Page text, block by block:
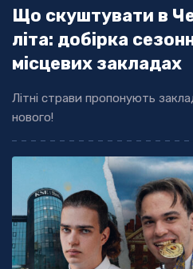
Що скуштувати в
літа: добірка
місцевих закладах
Літні страви пропонують
нового!